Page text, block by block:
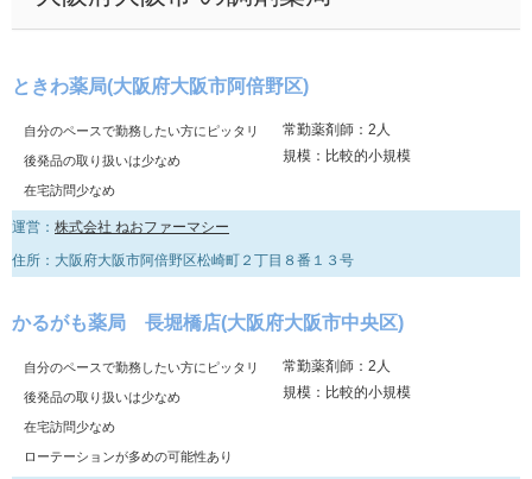
ときわ薬局(大阪府大阪市阿倍野区)
自分のペースで勤務したい方にピッタリ
後発品の取り扱いは少なめ
在宅訪問少なめ
常勤薬剤師：2人
規模：比較的小規模
運営： 株式会社 ねおファーマシー
住所：大阪府大阪市阿倍野区松崎町２丁目８番１３号
かるがも薬局 長堀橋店(大阪府大阪市中央区)
自分のペースで勤務したい方にピッタリ
後発品の取り扱いは少なめ
在宅訪問少なめ
ローテーションが多めの可能性あり
常勤薬剤師：2人
規模：比較的小規模